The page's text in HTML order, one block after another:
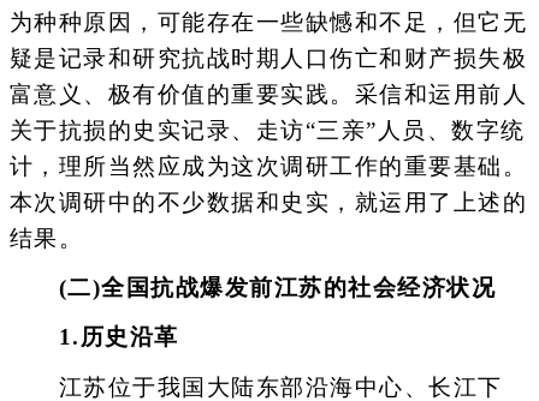
为种种原因，可能存在一些缺憾和不足，但它无
疑是记录和研究抗战时期人口伤亡和财产损失极
富意义、极有价值的重要实践。采信和运用前人
关于抗损的史实记录、走访“三亲”人员、数字统
计，理所当然应成为这次调研工作的重要基础。
本次调研中的不少数据和史实，就运用了上述的
结果。
(二)全国抗战爆发前江苏的社会经济状况
1.历史沿革
江苏位于我国大陆东部沿海中心、长江下